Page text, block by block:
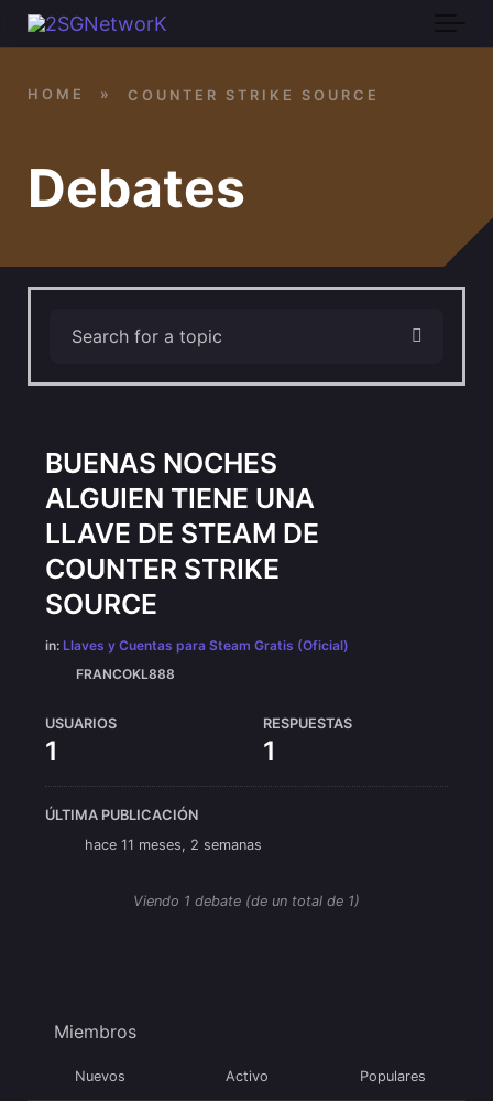
Skip to main content
Debates
HOME » COUNTER STRIKE SOURCE
Viendo 1 debate (de un total de 1)
BUENAS NOCHES
ALGUIEN TIENE UNA
LLAVE DE STEAM DE
COUNTER STRIKE
SOURCE
in: Llaves y Cuentas para Steam Gratis (Oficial)
FRANCOKL888
USUARIOS
1
RESPUESTAS
1
ÚLTIMA PUBLICACIÓN
hace 11 meses, 2 semanas
Miembros
Nuevos Activo Populares